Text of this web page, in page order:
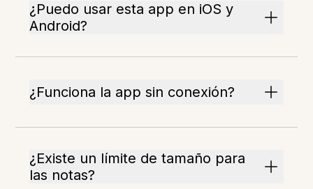
¿Puedo usar esta app en iOS y
Android?
¿Funciona la app sin conexión?
¿Existe un límite de tamaño para
las notas?